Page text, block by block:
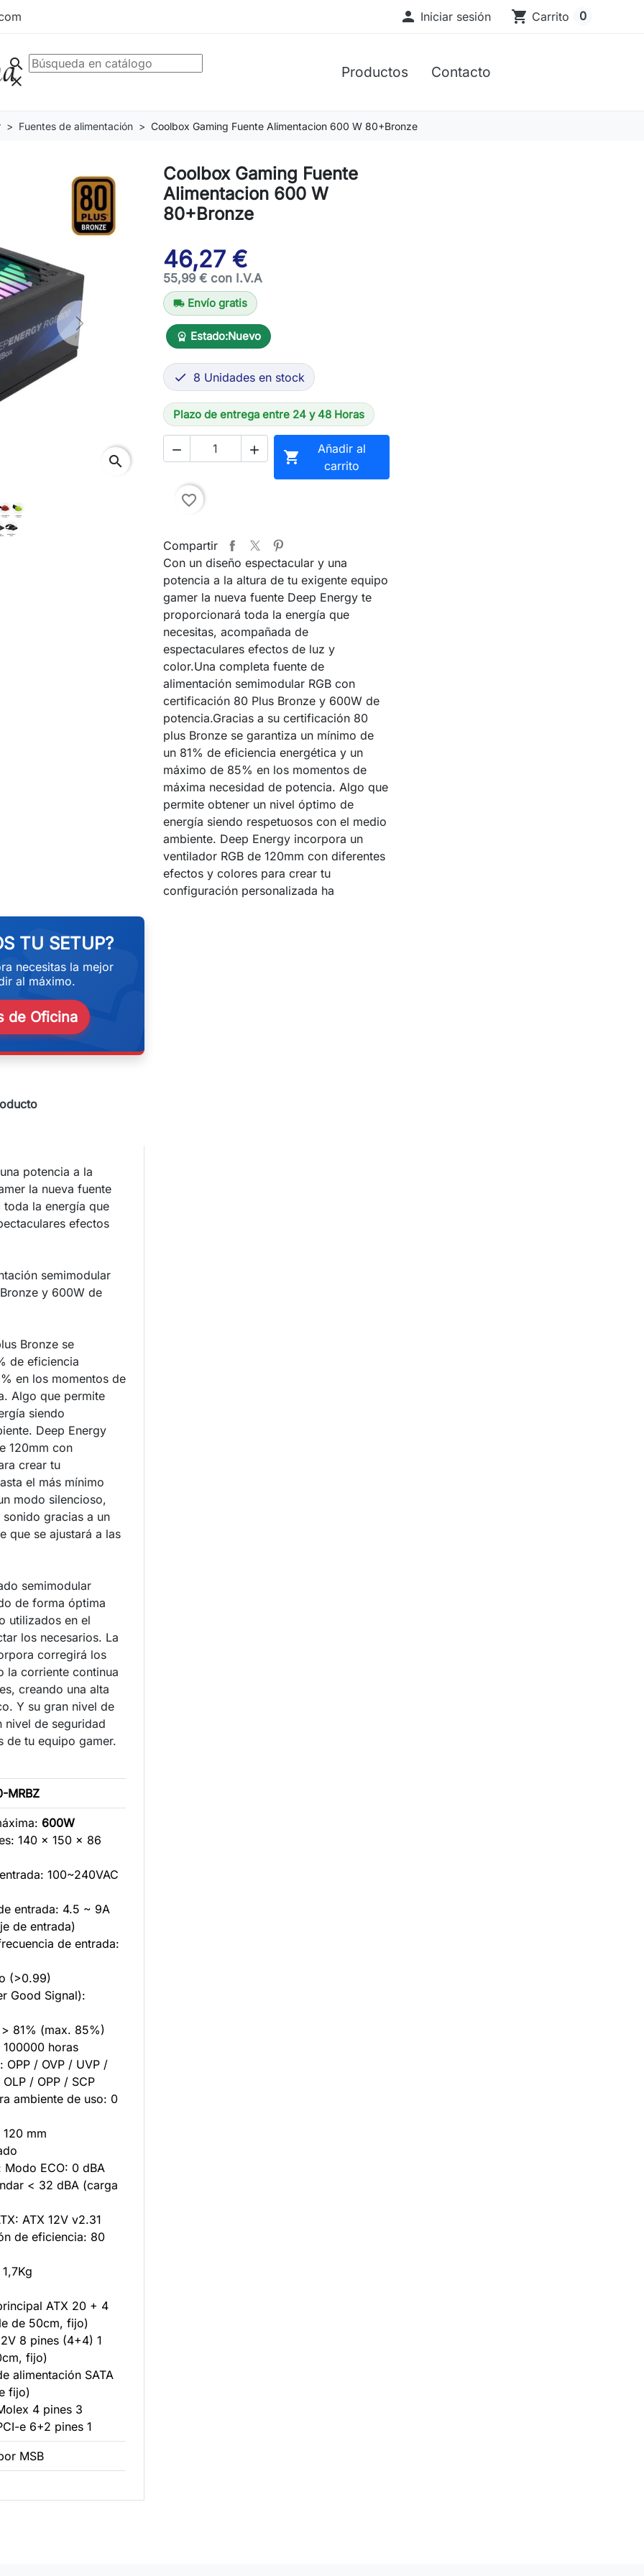
 Iniciar sesión shopping_cart Carrito 0
Productos Contacto
search
clear
Fuentes de alimentación Coolbox Gaming Fuente Alimentacion 600 W 80+Bronze
Next
search
Coolbox Gaming Fuente
Alimentacion 600 W
80+Bronze
46,27 €
55,99 € con I.V.A
local_shipping Envío gratis
workspace_premium Estado:Nuevo
 8 Unidades en stock
Plazo de entrega entre 24 y 48 Horas
  
Añadir al
carrito
favorite_border
Compartir
Con un diseño espectacular y una
potencia a la altura de tu exigente equipo
gamer la nueva fuente Deep Energy te
proporcionará toda la energía que
necesitas, acompañada de
espectaculares efectos de luz y
color.Una completa fuente de
alimentación semimodular RGB con
certificación 80 Plus Bronze y 600W de
potencia.Gracias a su certificación 80
plus Bronze se garantiza un mínimo de
un 81% de eficiencia energética y un
máximo de 85% en los momentos de
máxima necesidad de potencia. Algo que
permite obtener un nivel óptimo de
energía siendo respetuosos con el medio
ambiente. Deep Energy incorpora un
ventilador RGB de 120mm con diferentes
efectos y colores para crear tu
configuración personalizada ha
TU SETUP?
necesitas la mejor
al máximo.
de Oficina
potencia a la
la nueva fuente
la energía que
efectos
semimodular
y 600W de
Bronze se
de eficiencia
en los momentos de
Algo que permite
siendo
Deep Energy
120mm con
crear tu
el más mínimo
modo silencioso,
gracias a un
que se ajustará a las
semimodular
de forma óptima
utilizados en el
los necesarios. La
corregirá los
la corriente continua
creando una alta
Y su gran nivel de
nivel de seguridad
de tu equipo gamer.
MRBZ
600W
140 x 150 x 86
100~240VAC
entrada: 4.5 ~ 9A
de entrada)
de entrada:
(>0.99)
Good Signal):
81% (max. 85%)
100000 horas
OPP / OVP / UVP /
/ OPP / SCP
ambiente de uso: 0
mm
Modo ECO: 0 dBA
< 32 dBA (carga
ATX 12V v2.31
de eficiencia: 80
ATX 20 + 4
de 50cm, fijo)
8 pines (4+4) 1
fijo)
alimentación SATA
fijo)
4 pines 3
e 6+2 pines 1
MSB